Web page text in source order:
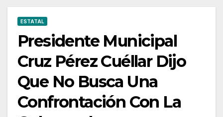
ESTATAL
Presidente Municipal
Cruz Pérez Cuéllar Dijo
Que No Busca Una
Confrontación Con La